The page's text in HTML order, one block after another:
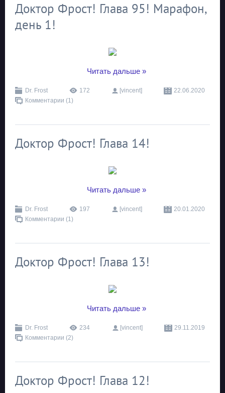
Доктор Фрост! Глава 95! Марафон,
день 1!
Читать дальше »
Dr. Frost 172 [vincent]
22.06.2020
Комментарии (1)
Доктор Фрост! Глава 14!
Читать дальше »
Dr. Frost 197 [vincent]
20.01.2020
Комментарии (1)
Доктор Фрост! Глава 13!
Читать дальше »
Dr. Frost 234 [vincent]
29.11.2019
Комментарии (2)
Доктор Фрост! Глава 12!